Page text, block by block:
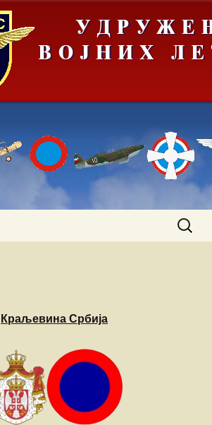
Краљевина Србија